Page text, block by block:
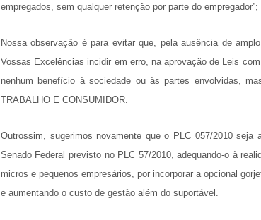
empregados, sem qualquer retenção por parte do empregador”;
Nossa observação é para evitar que, pela ausência de
Vossas Excelências incidir em erro, na aprovação de Leis
nenhum benefício à sociedade ou às partes envolvidas,
TRABALHO E CONSUMIDOR.
Outrossim, sugerimos novamente que o PLC 057/2010 seja
Senado Federal previsto no PLC 57/2010, adequando-o à
micros e pequenos empresários, por incorporar a opcional
e aumentando o custo de gestão além do suportável.